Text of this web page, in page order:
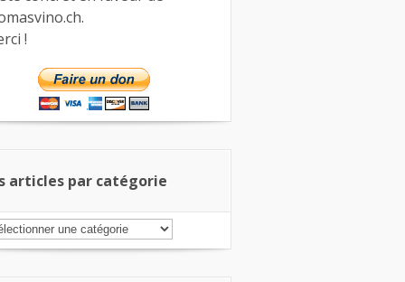
!
articles par catégorie